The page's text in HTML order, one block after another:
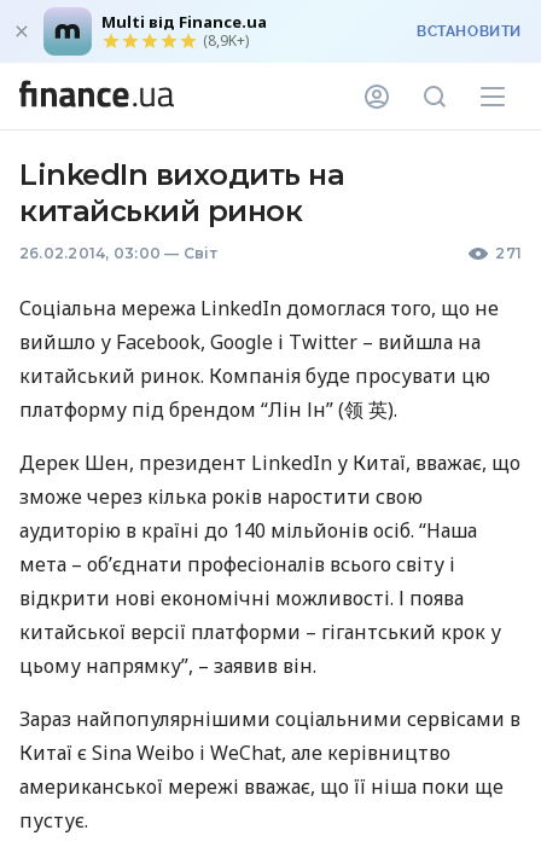
Multi від Finance.ua
(8,9K+) ВСТАНОВИТИ
LinkedIn виходить на
китайський ринок
26.02.2014, 03:00 — Світ 271
Соціальна мережа LinkedIn домоглася того, що не
вийшло у Facebook, Google і Twitter – вийшла на
китайський ринок. Компанія буде просувати цю
платформу під брендом “Лін Ін” (领 英).
Дерек Шен, президент LinkedIn у Китаї, вважає, що
зможе через кілька років наростити свою
аудиторію в країні до 140 мільйонів осіб. “Наша
мета – об’єднати професіоналів всього світу і
відкрити нові економічні можливості. І поява
китайської версії платформи – гігантський крок у
цьому напрямку”, – заявив він.
Зараз найпопулярнішими соціальними сервісами в
Китаї є Sina Weibo і WeChat, але керівництво
американської мережі вважає, що її ніша поки ще
пустує.